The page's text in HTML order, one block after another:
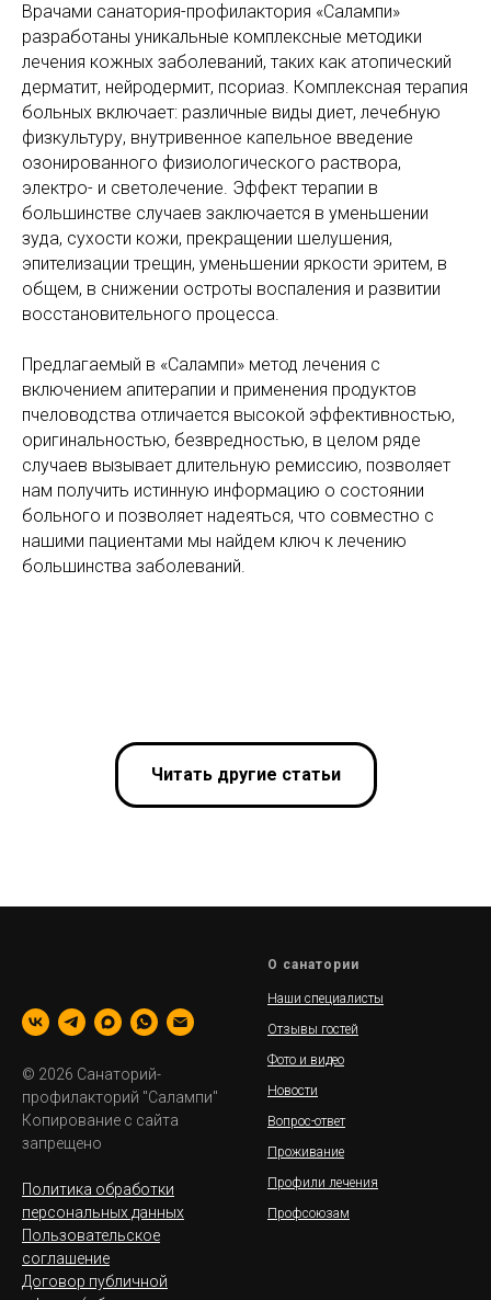
Врачами санатория-профилактория «Салампи»
разработаны уникальные комплексные методики
лечения кожных заболеваний, таких как атопический
дерматит, нейродермит, псориаз. Комплексная терапия
больных включает: различные виды диет, лечебную
физкультуру, внутривенное капельное введение
озонированного физиологического раствора,
электро- и светолечение. Эффект терапии в
большинстве случаев заключается в уменьшении
зуда, сухости кожи, прекращении шелушения,
эпителизации трещин, уменьшении яркости эритем, в
общем, в снижении остроты воспаления и развитии
восстановительного процесса.
Предлагаемый в «Салампи» метод лечения с
включением апитерапии и применения продуктов
пчеловодства отличается высокой эффективностью,
оригинальностью, безвредностью, в целом ряде
случаев вызывает длительную ремиссию, позволяет
нам получить истинную информацию о состоянии
больного и позволяет надеяться, что совместно с
нашими пациентами мы найдем ключ к лечению
большинства заболеваний.
Читать другие статьи
© 2026 Санаторий-
профилакторий "Салампи"
Копирование с сайта
запрещено
Политика обработки
персональных данных
Пользовательское
соглашение
Договор публичной
О санатории
Наши специалисты
Отзывы гостей
Фото и видео
Новости
Вопрос-ответ
Проживание
Профили лечения
Профсоюзам